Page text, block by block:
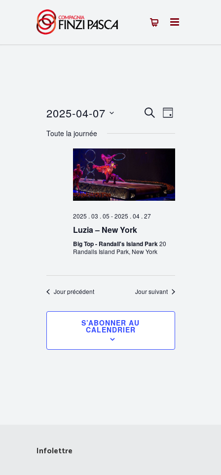
Recherche
et
navigation
vues
Évènements
RECHERCHE
Navigation
de
vues
JOUR
2025-04-07
une
Toute la journée
2025 . 03 . 05 -2025 . 04 . 27
Luzia – New York
Big Top - Randall's Island Park20
Randalls Island Park, New York
Jour précédent Jour suivant
S’ABONNER AU
CALENDRIER
Infolettre